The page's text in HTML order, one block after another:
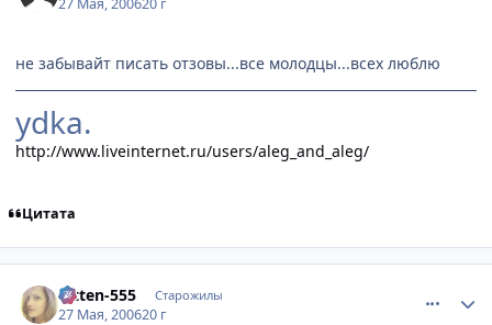
27 Мая, 200620 г
не забывайт писать отзовы...все молодцы...всех люблю
ydka.
http://www.liveinternet.ru/users/aleg_and_aleg/
Цитата
Kitten-555 Старожилы
27 Мая, 200620 г